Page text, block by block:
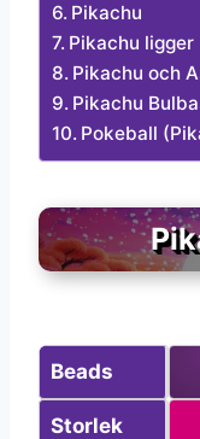
Pikachu
Pikachu ligger
Pikachu och
Pikachu
Pokeball
Beads
Storlek